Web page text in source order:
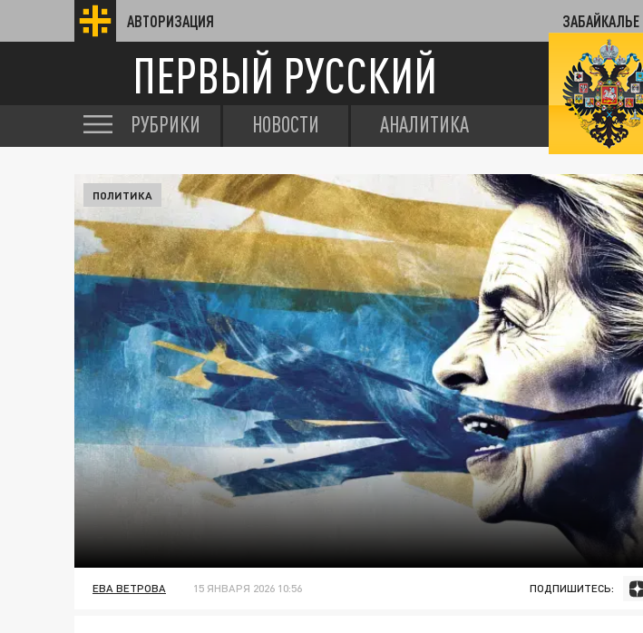
АВТОРИЗАЦИЯ ЗАБАЙКАЛЬЕ
ПЕРВЫЙ РУССКИЙ
РУБРИКИ НОВОСТИ АНАЛИТИКА
ПОЛИТИКА
ЕВА ВЕТРОВА 15 ЯНВАРЯ 2026 10:56 ПОДПИШИТЕСЬ: